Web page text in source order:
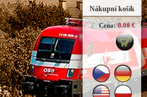
Nákupní košík
Cena: 0.00 €